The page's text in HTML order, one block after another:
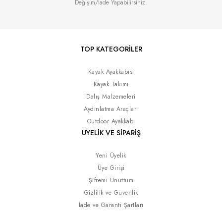
Değişim/İade Yapabilirsiniz.
TOP KATEGORİLER
Kayak Ayakkabısı
Kayak Takımı
Dalış Malzemeleri
Aydınlatma Araçları
Outdoor Ayakkabı
ÜYELİK VE SİPARİŞ
Yeni Üyelik
Üye Girişi
Şifremi Unuttum
Gizlilik ve Güvenlik
İade ve Garanti Şartları